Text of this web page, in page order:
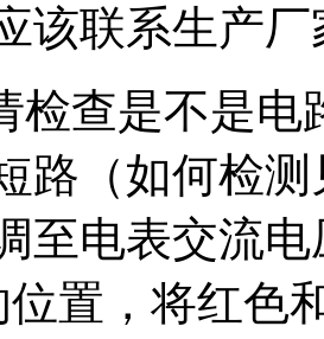
该联系生产
检查是不是电
路（如何检
至电表交流
位置，将红色